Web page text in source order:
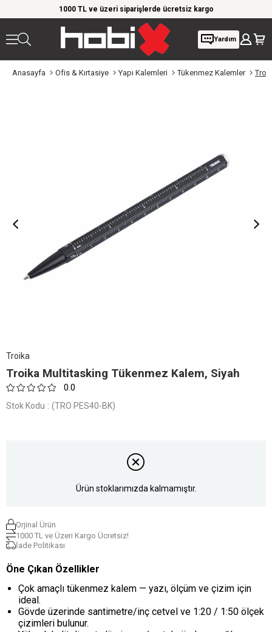
1000 TL ve üzeri siparişlerde ücretsiz kargo
Yardım
Anasayfa Ofis & Kırtasiye Yapı Kalemleri Tükenmez Kalemler
Troika
Troika Multitasking Tükenmez Kalem, Siyah
0.0
Stok Kodu (TRO PES40-BK)
Ürün stoklarımızda kalmamıştır.
Orjinal Ürün
1000 TL ve Üzeri Kargo Ücretsiz!
İade Politikası
Öne Çıkan Özellikler
Çok amaçlı tükenmez kalem — yazı, ölçüm ve çizim için
ideal.
Gövde üzerinde santimetre/inç cetvel ve 1:20 / 1:50 ölçek
çizimleri bulunur.